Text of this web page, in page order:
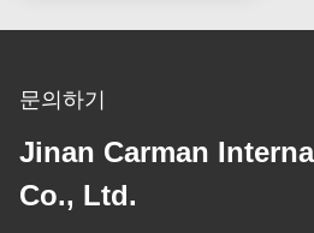
문의하기
Jinan Carman
Co., Ltd.